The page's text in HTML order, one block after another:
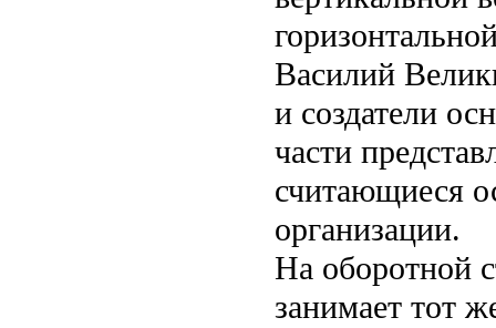
Василий
и создатели
части
считающиеся
организации.
На оборотной
занимает тот